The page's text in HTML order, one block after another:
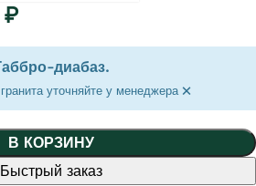
₽
диабаз.
уточняйте у менеджера ×
В КОРЗИНУ
Быстрый заказ